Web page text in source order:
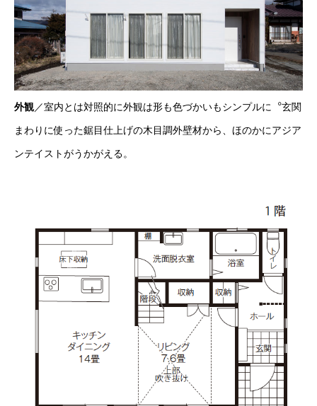
外観／室内とは対照的に外観は形も色づかいもシンプルに︒玄関
まわりに使った鋸目仕上げの木目調外壁材から、ほのかにアジア
ンテイストがうかがえる。